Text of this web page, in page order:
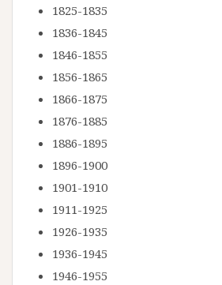
1825-1835
1836-1845
1846-1855
1856-1865
1866-1875
1876-1885
1886-1895
1896-1900
1901-1910
1911-1925
1926-1935
1936-1945
1946-1955